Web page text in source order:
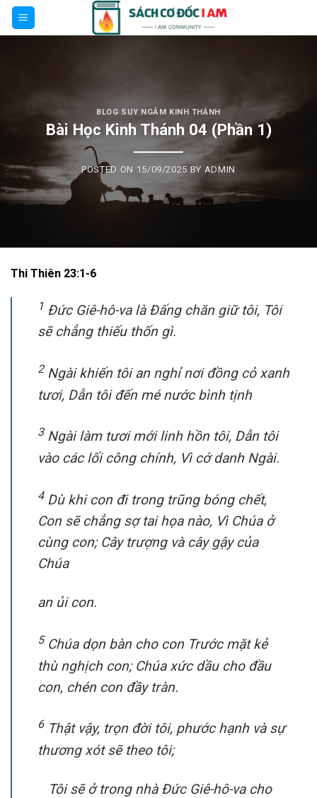
Skip
BLOG SUY NGẪM KINH THÁNH
Bài Học Kinh Thánh 04 (Phần 1)
POSTED ON 15/09/2025 BY ADMIN
Thi Thiên 23:1-6
1 Đức Giê-hô-va là Đấng chăn giữ tôi, Tôi
sẽ chẳng thiếu thốn gì.
2Ngài khiến tôi an nghỉ nơi đồng cỏ xanh
tươi, Dẫn tôi đến mé nước bình tịnh
3 Ngài làm tươi mới linh hồn tôi, Dẫn tôi
vào các lối công chính, Vì cớ danh Ngài.
4Dù khi con đi trong trũng bóng chết,
Con sẽ chẳng sợ tai họa nào, Vì Chúa ở
cùng con; Cây trượng và cây gậy của
Chúa
an ủi con.
5Chúa dọn bàn cho con Trước mặt kẻ
thù nghịch con; Chúa xức dầu cho đầu
con, chén con đầy tràn.
6Thật vậy, trọn đời tôi, phước hạnh và sự
thương xót sẽ theo tôi;
Tôi sẽ ở trong nhà Đức Giê-hô-va cho